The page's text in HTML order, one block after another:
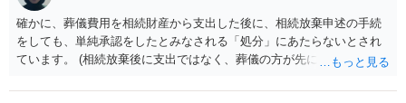
いうことになります。これ以外にも気をつける点はあるかもしれませ
んので、一度相談して想定するのがおすすめと思います。
確かに、葬儀費用を相続財産から支出した後に、相続放棄申述の手続
をしても、単純承認をしたとみなされる「処分」にあたらないとされ
ています。 (相続放棄後に支出ではなく、葬儀の方が先に来るのが通常
述の手続ということだと思いますが) ただ、葬儀費用ならいくらでもよ